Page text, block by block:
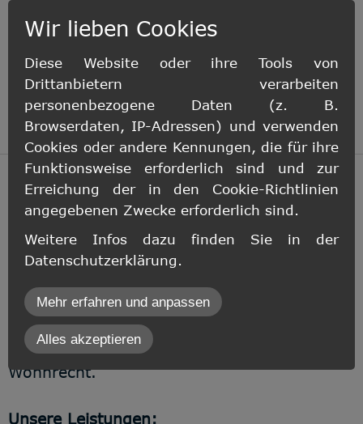
MIET- und WEG-RECHT
Hier bieten wir Ihnen umfassende
Informationen und rechtliche Unterstützung
rund um das Thema Mietverträge und
Wohnrecht.
Unsere Leistungen:
Wir lieben Cookies
Diese Website oder ihre Tools von
Drittanbietern verarbeiten
personenbezogene Daten (z. B.
Browserdaten, IP-Adressen) und verwenden
Cookies oder andere Kennungen, die für ihre
Funktionsweise erforderlich sind und zur
Erreichung der in den Cookie-Richtlinien
angegebenen Zwecke erforderlich sind.
Weitere Infos dazu finden Sie in der
Datenschutzerklärung.
inCMS
Auswahl akzeptieren
Mehr erfahren und anpassen
Alles akzeptieren